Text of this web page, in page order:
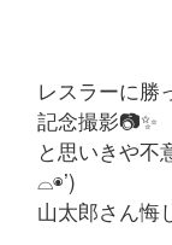
レスラーに勝
記念撮影📷✨
と思いきや不
⌓◉’)
山太郎さん悔